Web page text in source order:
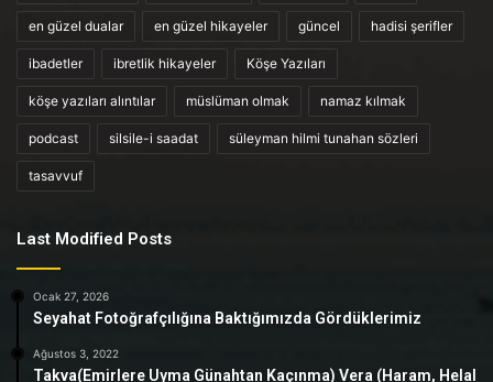
en güzel dualar en güzel hikayeler güncel hadisi şerifler
ibadetler ibretlik hikayeler Köşe Yazıları
köşe yazıları alıntılar müslüman olmak namaz kılmak
podcast silsile-i saadat süleyman hilmi tunahan sözleri
tasavvuf
Last Modified Posts
Ocak 27, 2026
Seyahat Fotoğrafçılığına Baktığımızda Gördüklerimiz
Ağustos 3, 2022
Takva(Emirlere Uyma Günahtan Kaçınma) Vera (Haram, Helal